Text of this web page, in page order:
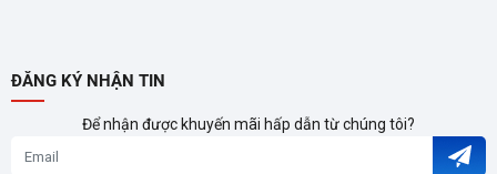
phẩm được thiết kế với
đệm này có nhiều công dụng: chúng không chỉ chống trơn
trượt, chống mài mòn vỏ khi đặt trên mặt bàn, mà còn
ĐĂNG KÝ NHẬN TIN
Để nhận được khuyến mãi hấp dẫn từ chúng tôi?